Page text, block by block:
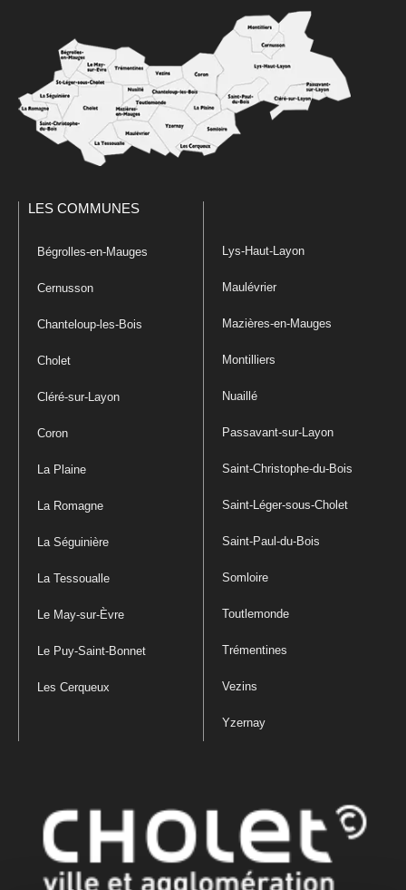
LES COMMUNES
Bégrolles-en-Mauges
Cernusson
Chanteloup-les-Bois
Cholet
Cléré-sur-Layon
Coron
La Plaine
La Romagne
La Séguinière
La Tessoualle
Le May-sur-Èvre
Le Puy-Saint-Bonnet
Les Cerqueux
Lys-Haut-Layon
Maulévrier
Mazières-en-Mauges
Montilliers
Nuaillé
Passavant-sur-Layon
Saint-Christophe-du-Bois
Saint-Léger-sous-Cholet
Saint-Paul-du-Bois
Somloire
Toutlemonde
Trémentines
Vezins
Yzernay